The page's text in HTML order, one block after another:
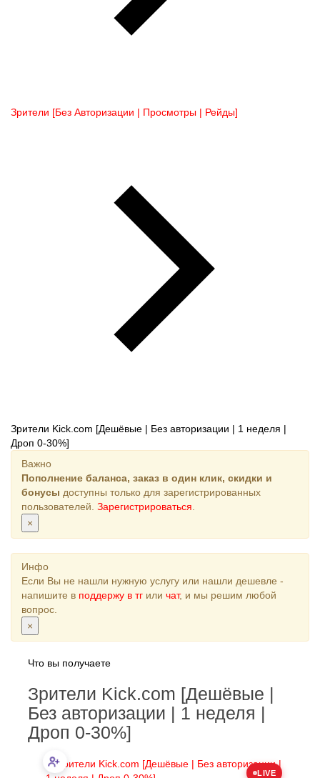
Зрители [Без Авторизации | Просмотры | Рейды]
Зрители Kick.com [Дешёвые | Без авторизации | 1 неделя |
Дроп 0-30%]
Важно
Пополнение баланса, заказ в один клик, скидки и
бонусы доступны только для зарегистрированных
пользователей. Зарегистрироваться
×
Инфо
Если Вы не нашли нужную услугу или нашли дешевле -
напишите в поддержу в тг или чат, и мы решим любой
вопрос.
×
Что вы получаете
Зрители Kick.com [Дешёвые |
Без авторизации | 1 неделя |
Дроп 0-30%]
LIVE